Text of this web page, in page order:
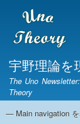
宇野理論を
The Uno
Theory
Main
— Main navigation